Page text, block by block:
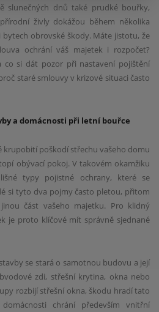
slunečných dnů také prudké bouřky,
živly dokážou během několika
obrovské škody. Máte jistotu, že
ochrání váš majetek i rozpočet?
co si dát pozor při nastavení pojištění
staré smlouvy v krizové situaci často
a domácnosti při letní bouřce
krupobití poškodí střechu vašeho domu
obývací pokoj. V takovém okamžiku
typy pojistné ochrany, které se
si tyto dva pojmy často pletou, přitom
část vašeho majetku. Pro klidný
je proto klíčové mít správně sjednané
se stará o samotnou budovu a její
zdi, střešní krytina, okna nebo
rozbijí střešní okna, škodu hradí tato
chrání především vnitřní